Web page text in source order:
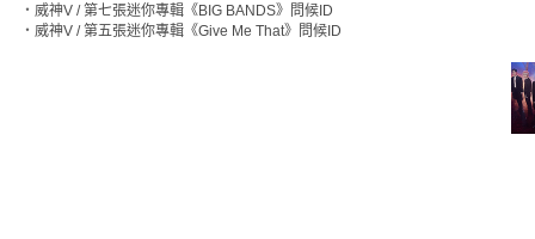
‧ 威神V / 第七張迷你專輯《BIG BANDS》問候ID
‧ 威神V / 第五張迷你專輯《Give Me That》問候ID